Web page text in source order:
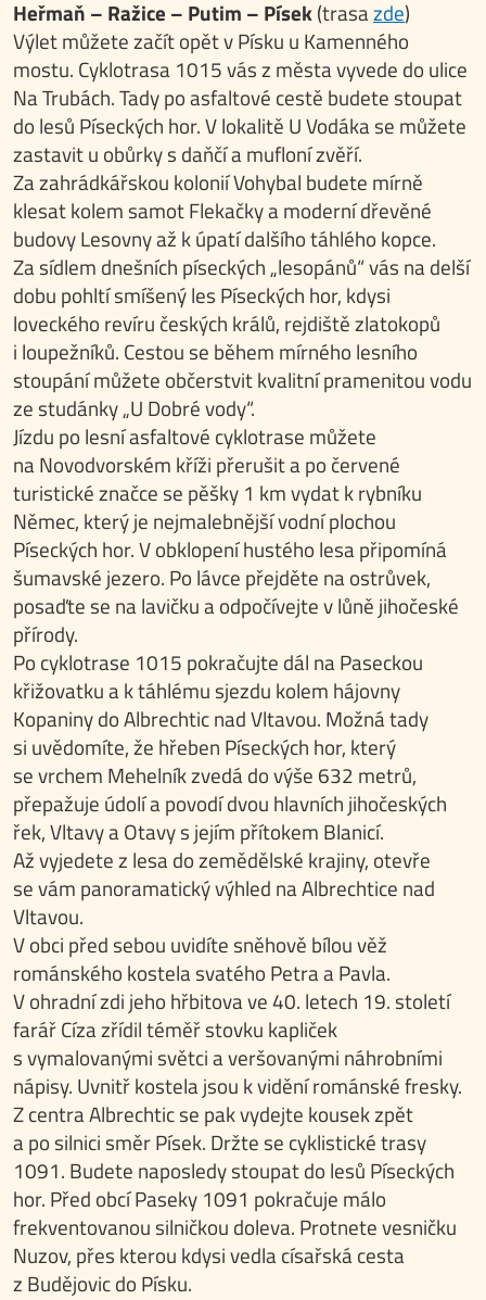
Heřmaň – Ražice – Putim – Písek(trasazde)
Výlet můžete začít opět v Písku u Kamenného
mostu. Cyklotrasa 1015 vás z města vyvede do ulice
Na Trubách. Tady po asfaltové cestě budete stoupat
do lesů Píseckých hor. V lokalitě U Vodáka se můžete
zastavit u obůrky s daňčí a mufloní zvěří.
Za zahrádkářskou kolonií Vohybal budete mírně
klesat kolem samot Flekačky a moderní dřevěné
budovy Lesovny až k úpatí dalšího táhlého kopce.
Za sídlem dnešních píseckých „lesopánů“ vás na delší
dobu pohltí smíšený les Píseckých hor, kdysi
loveckého revíru českých králů, rejdiště zlatokopů
i loupežníků. Cestou se během mírného lesního
stoupání můžete občerstvit kvalitní pramenitou vodu
ze studánky „U Dobré vody“.
Jízdu po lesní asfaltové cyklotrase můžete
na Novodvorském kříži přerušit a po červené
turistické značce se pěšky 1 km vydat k rybníku
Němec, který je nejmalebnější vodní plochou
Píseckých hor. V obklopení hustého lesa připomíná
šumavské jezero. Po lávce přejděte na ostrůvek,
posaďte se na lavičku a odpočívejte v lůně jihočeské
přírody.
Po cyklotrase 1015 pokračujte dál na Paseckou
křižovatku a k táhlému sjezdu kolem hájovny
Kopaniny do Albrechtic nad Vltavou. Možná tady
si uvědomíte, že hřeben Píseckých hor, který
se vrchem Mehelník zvedá do výše 632 metrů,
přepažuje údolí a povodí dvou hlavních jihočeských
řek, Vltavy a Otavy s jejím přítokem Blanicí.
Až vyjedete z lesa do zemědělské krajiny, otevře
se vám panoramatický výhled na Albrechtice nad
Vltavou.
V obci před sebou uvidíte sněhově bílou věž
románského kostela svatého Petra a Pavla.
V ohradní zdi jeho hřbitova ve 40. letech 19. století
farář Cíza zřídil téměř stovku kapliček
s vymalovanými světci a veršovanými náhrobními
nápisy. Uvnitř kostela jsou k vidění románské fresky.
Z centra Albrechtic se pak vydejte kousek zpět
a po silnici směr Písek. Držte se cyklistické trasy
1091. Budete naposledy stoupat do lesů Píseckých
hor. Před obcí Paseky 1091 pokračuje málo
frekventovanou silničkou doleva. Protnete vesničku
Nuzov, přes kterou kdysi vedla císařská cesta
z Budějovic do Písku.